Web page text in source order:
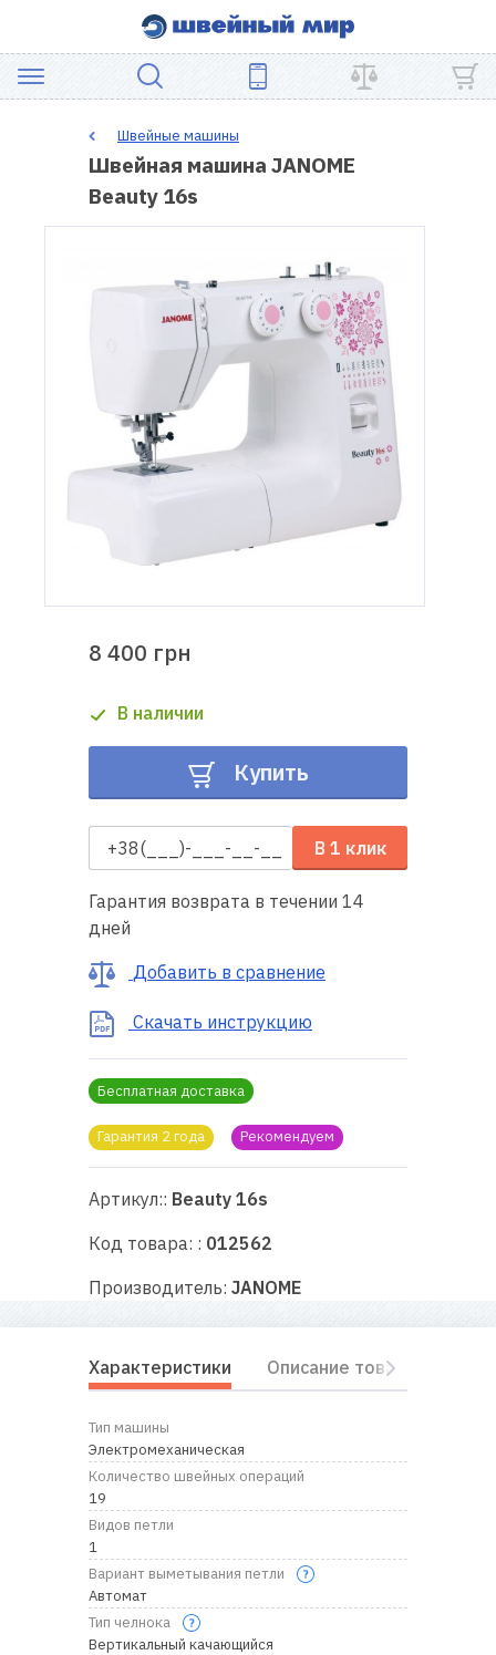
ШВЕЙНОЕ
ОБОРУДОВАНИЕ
ШВЕЙНЫЕ
АКСЕССУАРЫ
Доставка
Гарантия
швейной
техники
Полезные
советы
нас
Швейные машины
Швейная машина JANOME
Beauty 16s
8 400 грн
В наличии
Купить
В 1 клик
Гарантия возврата в течении 14
дней
Добавить в сравнение
Скачать инструкцию
Бесплатная доставка
Гарантия 2 года Рекомендуем
Артикул:: Beauty 16s
Код товара: : 012562
Производитель: JANOME
Характеристики Описание товара
Тип машины
Электромеханическая
Количество швейных операций
19
Видов петли
1
Вариант выметывания петли
Автомат
Тип челнока
Вертикальный качающийся